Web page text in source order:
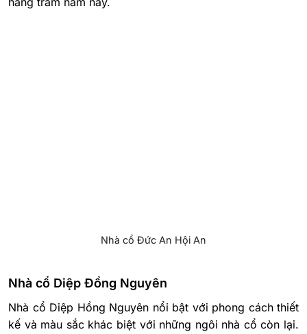
Nhà cổ Đức An Hội An
Nhà cổ Diệp Đồng Nguyên
Nhà cổ Diệp Hồng Nguyên nổi bật với phong cách thiết
kế và màu sắc khác biệt với những ngôi nhà cổ còn lại.